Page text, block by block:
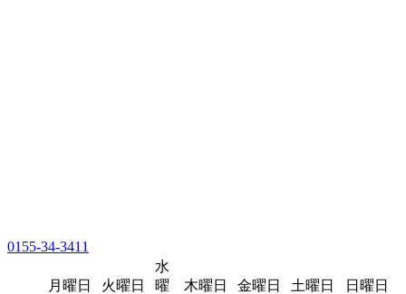
0155-34-3411
月曜日 火曜日
水
曜
木曜日 金曜日 土曜日 日曜日